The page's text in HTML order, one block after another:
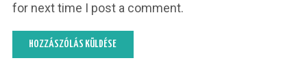
for next time I post a comment.